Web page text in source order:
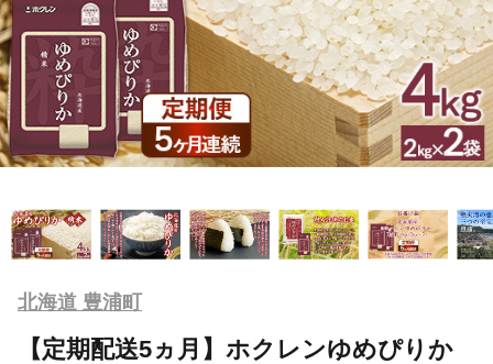
北海道 豊浦町
【定期配送5ヵ月】ホクレンゆめぴりか